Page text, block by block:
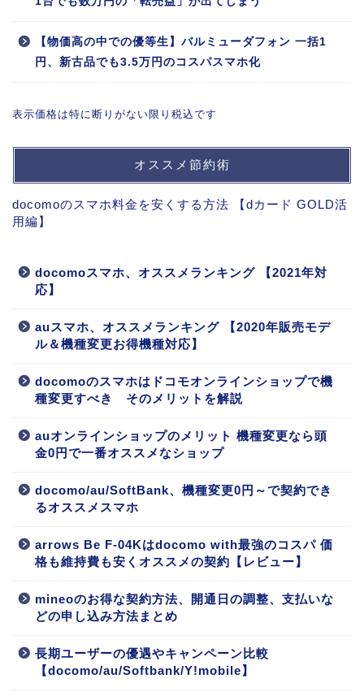
【物価高の中での優等生】バルミューダフォン 一括1
円、新古品でも3.5万円のコスパスマホ化
表示価格は特に断りがない限り税込です
オススメ節約術
docomoのスマホ料金を安くする方法 【dカード GOLD活
用編】
docomoスマホ、オススメランキング 【2021年対
応】
auスマホ、オススメランキング 【2020年販売モデ
ル＆機種変更お得機種対応】
docomoのスマホはドコモオンラインショップで機
種変更すべき そのメリットを解説
auオンラインショップのメリット 機種変更なら頭
金0円で一番オススメなショップ
docomo/au/SoftBank、機種変更0円～で契約でき
るオススメスマホ
arrows Be F-04Kはdocomo with最強のコスパ 価
格も維持費も安くオススメの契約【レビュー】
mineoのお得な契約方法、開通日の調整、支払いな
どの申し込み方法まとめ
長期ユーザーの優遇やキャンペーン比較
【docomo/au/Softbank/Y!mobile】